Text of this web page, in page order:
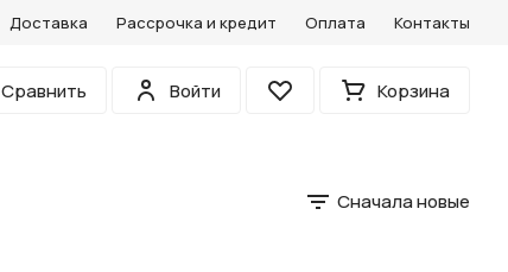
Доставка Рассрочка и кредит Оплата Контакты
Сравнить
Войти
Избранное Корзина
Сначала новые